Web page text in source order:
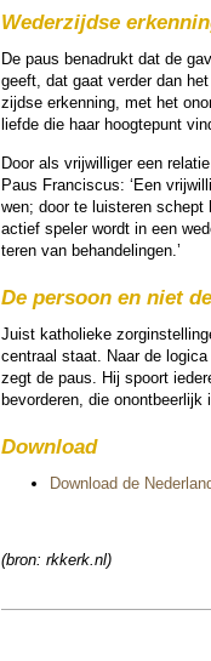
Weder­zijdse
De paus bena­drukt dat de
geeft, dat gaat ver­der dan
zijdse erken­ning, met het
liefde die haar hoogte­punt
Door als vrij­wil­li­ger een
Paus Fran­cis­cus: ‘Een
wen; door te luis­te­ren schept
actief speler wordt in een
teren van be­han­de­lingen.’
De persoon en niet
Juist katho­lieke
centraal staat. Naar de
zegt de paus. Hij spoort
bevor­de­ren, die
Download
Download de
(bron: rkkerk.nl)